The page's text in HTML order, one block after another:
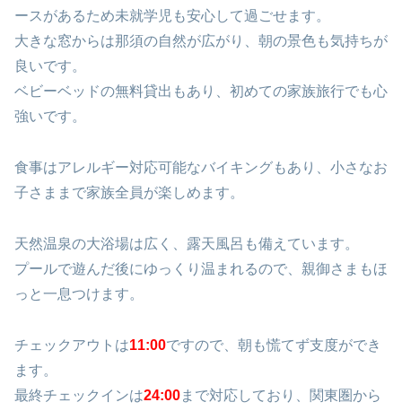
ースがあるため未就学児も安心して過ごせます。
大きな窓からは那須の自然が広がり、朝の景色も気持ちが
良いです。
ベビーベッドの無料貸出もあり、初めての家族旅行でも心
強いです。
食事はアレルギー対応可能なバイキングもあり、小さなお
子さままで家族全員が楽しめます。
天然温泉の大浴場は広く、露天風呂も備えています。
プールで遊んだ後にゆっくり温まれるので、親御さまもほ
っと一息つけます。
チェックアウトは11:00ですので、朝も慌てず支度ができ
ます。
最終チェックインは24:00まで対応しており、関東圏から